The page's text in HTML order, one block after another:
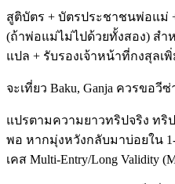
สูติบัตร + บัตรประชาชนพ่อแม่
(ถ้าพ่อแม่ไม่ไปด้วยทั้งสอง) สำ
แปล + รับรองเจ้าหน้าที่กงสุลเ
จะเที่ยว Baku, Ganja ควรขอวี
แปรตามความยาวทริปจริง ทริป
พอ หากมุ่งหวังกลับมาบ่อยใน
เคส Multi-Entry/Long Validity